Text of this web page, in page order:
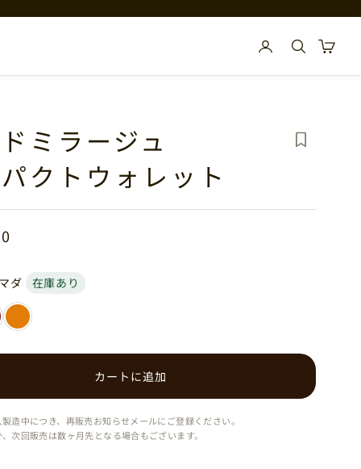
検索カー
ミラージュ
クトウォレット
ダ 在庫あり
ル
サハラ
カートに追加
造中につき、再販売お知らせメールにご登録ください。
次回販売は数ヶ月先となる場合もございます。